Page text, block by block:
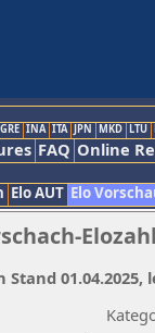
GRE INA ITA JPN MKD LTU
FAQ Online
Elo AUT Elo
Stand